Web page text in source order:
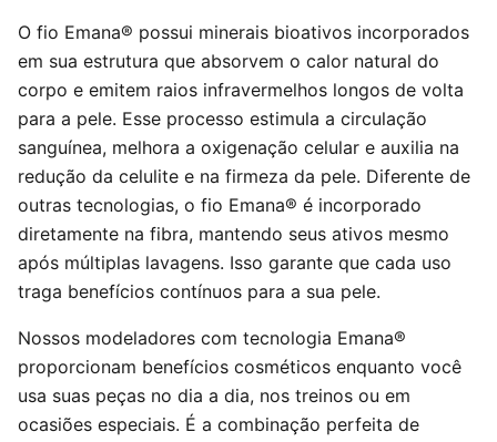
O fio Emana® possui minerais bioativos incorporados
em sua estrutura que absorvem o calor natural do
corpo e emitem raios infravermelhos longos de volta
para a pele. Esse processo estimula a circulação
sanguínea, melhora a oxigenação celular e auxilia na
redução da celulite e na firmeza da pele. Diferente de
outras tecnologias, o fio Emana® é incorporado
diretamente na fibra, mantendo seus ativos mesmo
após múltiplas lavagens. Isso garante que cada uso
traga benefícios contínuos para a sua pele.
Nossos modeladores com tecnologia Emana®
proporcionam benefícios cosméticos enquanto você
usa suas peças no dia a dia, nos treinos ou em
ocasiões especiais. É a combinação perfeita de